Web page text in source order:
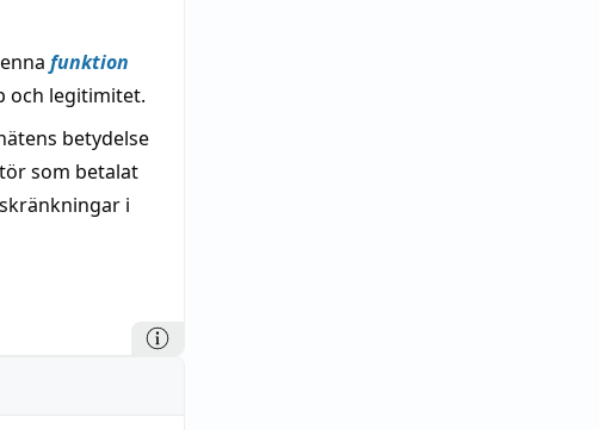
funktion
och legitimitet.
betydelse
som betalat
i